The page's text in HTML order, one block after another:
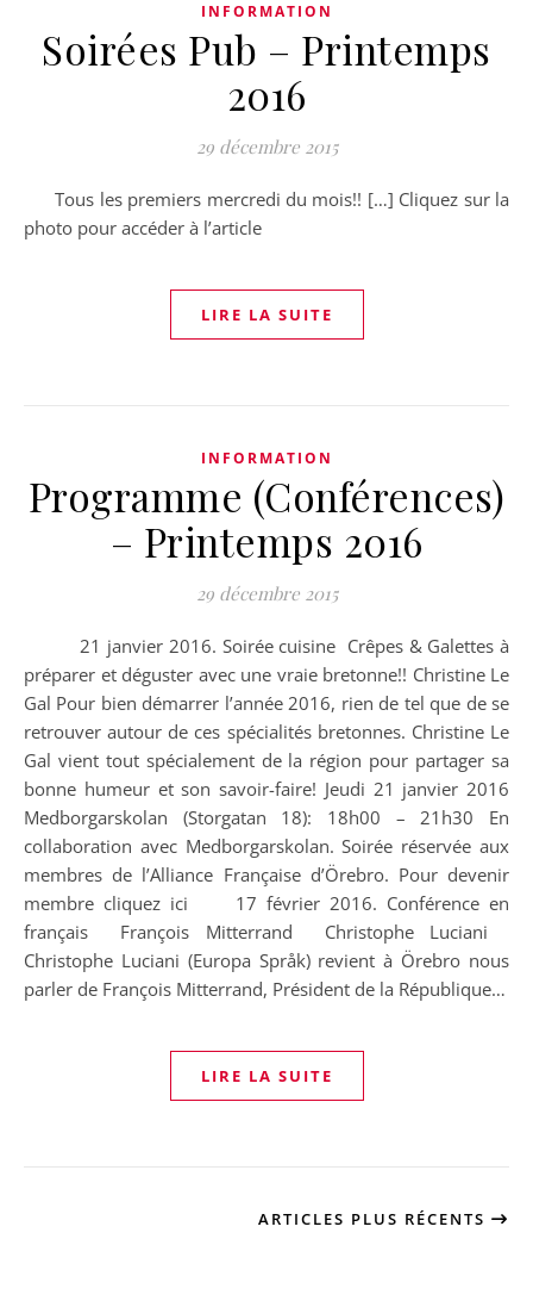
INFORMATION
Soirées Pub – Printemps
2016
29 décembre 2015
Tous les premiers mercredi du mois!! […] Cliquez sur la
photo pour accéder à l’article
LIRE LA SUITE
INFORMATION
Programme (Conférences)
– Printemps 2016
29 décembre 2015
21 janvier 2016. Soirée cuisine Crêpes & Galettes à
préparer et déguster avec une vraie bretonne!! Christine Le
Gal Pour bien démarrer l’année 2016, rien de tel que de se
retrouver autour de ces spécialités bretonnes. Christine Le
Gal vient tout spécialement de la région pour partager sa
bonne humeur et son savoir-faire! Jeudi 21 janvier 2016
Medborgarskolan (Storgatan 18): 18h00 – 21h30 En
collaboration avec Medborgarskolan. Soirée réservée aux
membres de l’Alliance Française d’Örebro. Pour devenir
membre cliquez ici 17 février 2016. Conférence en
français François Mitterrand Christophe Luciani
Christophe Luciani (Europa Språk) revient à Örebro nous
parler de François Mitterrand, Président de la République…
LIRE LA SUITE
ARTICLES PLUS RÉCENTS